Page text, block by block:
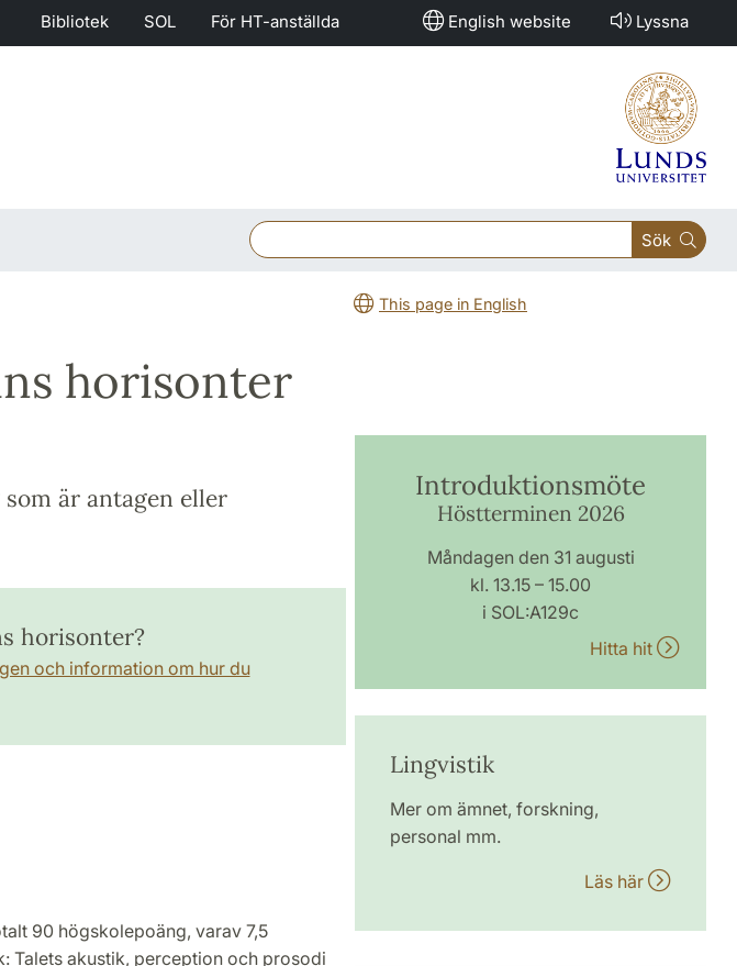
Bibliotek SOL För HT-anställda English website Lyssna
Sök
This page in English
horisonter
är antagen eller
horisonter?
och information om hur du
90 högskolepoäng, varav 7,5
Talets akustik, perception och prosodi
Introduktionsmöte
Höstterminen 2026
Måndagen den 31 augusti
kl. 13.15 – 15.00
i SOL:A129c
Hitta hit
Lingvistik
Mer om ämnet, forskning,
personal mm.
Läs här